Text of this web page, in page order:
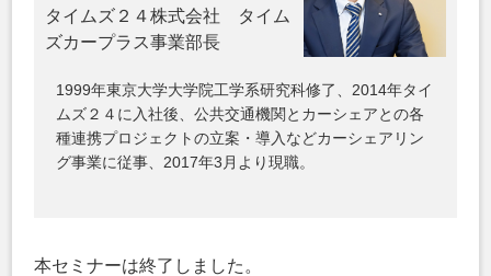
タイムズ２４株式会社 タイム
ズカープラス事業部長
1999年東京大学大学院工学系研究科修了、2014年タイ
ムズ２４に入社後、公共交通機関とカーシェアとの各
種連携プロジェクトの立案・導入などカーシェアリン
グ事業に従事、2017年3月より現職。
本セミナーは終了しました。